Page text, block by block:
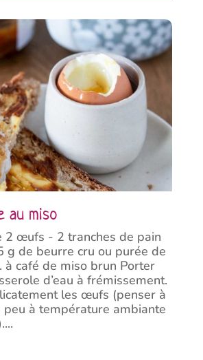
miso
2 œufs - 2 tranches de pain
g de beurre cru ou purée de
à café de miso brun Porter
d’eau à frémissement.
les œufs (penser à
peu à température ambiante